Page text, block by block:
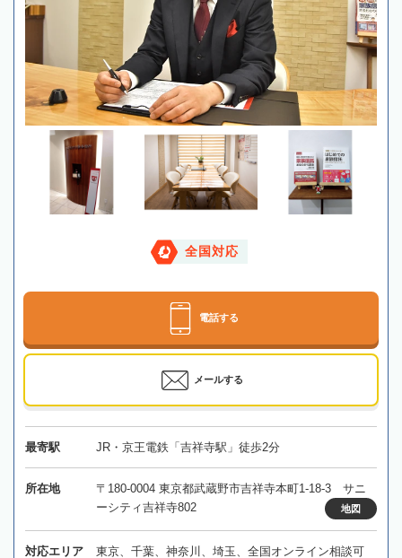
全国対応
電話する
メールする
最寄駅 JR・京王電鉄「吉祥寺駅」徒歩2分
所在地
〒180-0004 東京都武蔵野市吉祥寺本町1-18-3 サニ
ーシティ吉祥寺802
地図
対応エリア 東京、千葉、神奈川、埼玉、全国オンライン相談可